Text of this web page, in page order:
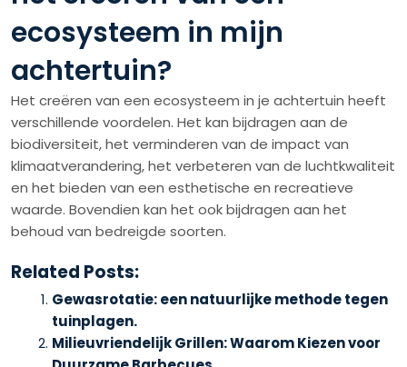
ecosysteem in mijn
achtertuin?
Het creëren van een ecosysteem in je achtertuin heeft
verschillende voordelen. Het kan bijdragen aan de
biodiversiteit, het verminderen van de impact van
klimaatverandering, het verbeteren van de luchtkwaliteit
en het bieden van een esthetische en recreatieve
waarde. Bovendien kan het ook bijdragen aan het
behoud van bedreigde soorten.
Related Posts:
Gewasrotatie: een natuurlijke methode tegen
tuinplagen.
Milieuvriendelijk Grillen: Waarom Kiezen voor